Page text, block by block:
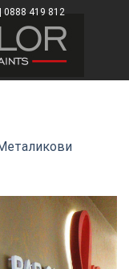
0888 419 812